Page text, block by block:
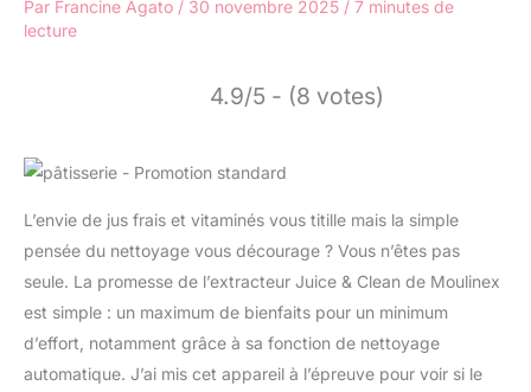
Par Francine Agato / 30 novembre 2025 / 7 minutes de
lecture
4.9/5 - (8 votes)
L’envie de jus frais et vitaminés vous titille mais la simple
pensée du nettoyage vous décourage ? Vous n’êtes pas
seule. La promesse de l’extracteur Juice & Clean de Moulinex
est simple : un maximum de bienfaits pour un minimum
d’effort, notamment grâce à sa fonction de nettoyage
automatique. J’ai mis cet appareil à l’épreuve pour voir si le